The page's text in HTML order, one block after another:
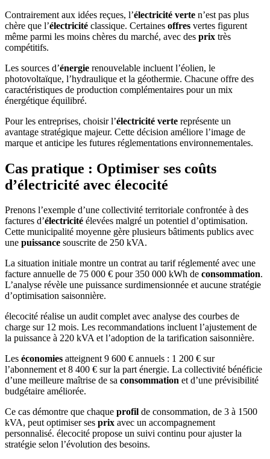
Contrairement aux idées reçues, l’électricité verte n’est pas plus
chère que l’électricité classique. Certaines offres vertes figurent
même parmi les moins chères du marché, avec des prix très
compétitifs.
Les sources d’énergie renouvelable incluent l’éolien, le
photovoltaïque, l’hydraulique et la géothermie. Chacune offre des
caractéristiques de production complémentaires pour un mix
énergétique équilibré.
Pour les entreprises, choisir l’électricité verte représente un
avantage stratégique majeur. Cette décision améliore l’image de
marque et anticipe les futures réglementations environnementales.
Cas pratique : Optimiser ses coûts
d’électricité avec élecocité
Prenons l’exemple d’une collectivité territoriale confrontée à des
factures d’électricité élevées malgré un potentiel d’optimisation.
Cette municipalité moyenne gère plusieurs bâtiments publics avec
une puissance souscrite de 250 kVA.
La situation initiale montre un contrat au tarif réglementé avec une
facture annuelle de 75 000 € pour 350 000 kWh de consommation.
L’analyse révèle une puissance surdimensionnée et aucune stratégie
d’optimisation saisonnière.
élecocité réalise un audit complet avec analyse des courbes de
charge sur 12 mois. Les recommandations incluent l’ajustement de
la puissance à 220 kVA et l’adoption de la tarification saisonnière.
Les économies atteignent 9 600 € annuels : 1 200 € sur
l’abonnement et 8 400 € sur la part énergie. La collectivité bénéficie
d’une meilleure maîtrise de sa consommation et d’une prévisibilité
budgétaire améliorée.
Ce cas démontre que chaque profil de consommation, de 3 à 1500
kVA, peut optimiser ses prix avec un accompagnement
personnalisé. élecocité propose un suivi continu pour ajuster la
stratégie selon l’évolution des besoins.